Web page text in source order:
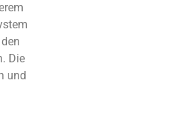
Die
und